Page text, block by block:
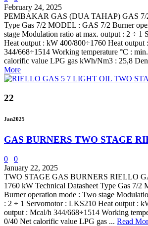
February 24, 2025
PEMBAKAR GAS (DUA TAHAP) GAS 7/2
Type Gas 7/2 MODEL : GAS 7/2 Burner
stage Modulation ratio at max. output : 2 ÷ 1
Heat output : kW 400/800÷1760 Heat output
344/668÷1514 Working temperature °C :
calorific value LPG gas kWh/Nm3 : 25,8
More
22
Jan2025
GAS BURNERS TWO STAGE
0
0
January 22, 2025
TWO STAGE GAS BURNERS RIELLO
1760 kW Technical Datasheet Type Gas 7/2
Burner operation mode : Two stage
: 2 ÷ 1 Servomotor : LKS210 Heat output :
output : Mcal/h 344/668÷1514 Working
0/40 Net calorific value LPG gas ... Read